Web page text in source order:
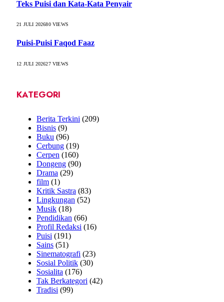
Teks Puisi dan Kata-Kata Penyair
21 JULI 202680VIEWS
Puisi-Puisi Faqod Faaz
12 JULI 202627VIEWS
KATEGORI
Berita Terkini (209)
Bisnis (9)
Buku (96)
Cerbung (19)
Cerpen (160)
Dongeng (90)
Drama (29)
film (1)
Kritik Sastra (83)
Lingkungan (52)
Musik (18)
Pendidikan (66)
Profil Redaksi (16)
Puisi (191)
Sains (51)
Sinematografi (23)
Sosial Politik (30)
Sosialita (176)
Tak Berkategori (42)
Tradisi (99)